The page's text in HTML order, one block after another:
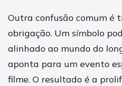
Outra confusão comum é
obrigação. Um símbolo
alinhado ao mundo do
aponta para um evento
filme. O resultado é a